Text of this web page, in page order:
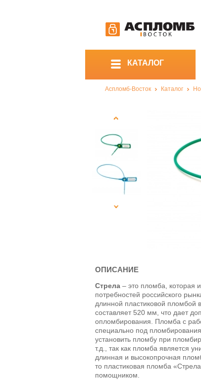
КАТАЛОГ
Аспломб-Восток Каталог
ОПИСАНИЕ
Стрела – это пломба, которая
потребностей российского
длинной пластиковой пломбой
составляет 520 мм, что дает
опломбирования. Пломба с
специально под
установить пломбу при
т.д., так как пломба является
длинная и высокопрочная
то пластиковая пломба
помощником.